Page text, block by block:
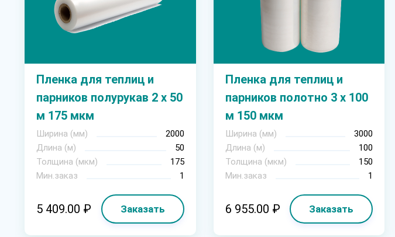
Пленка для теплиц и
парников полурукав 2 х 50
м 175 мкм
Ширина (мм)
2000
Длина (м)
50
Толщина (мкм)
175
Мин.заказ
1
5 409.00 ₽ Заказать
Пленка для теплиц и
парников полотно 3 х 100
м 150 мкм
Ширина (мм)
3000
Длина (м)
100
Толщина (мкм)
150
Мин.заказ
1
6 955.00 ₽ Заказать